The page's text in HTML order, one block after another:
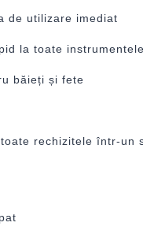
de utilizare imediat
la toate instrumentele
băieți și fete
rechizitele într-un